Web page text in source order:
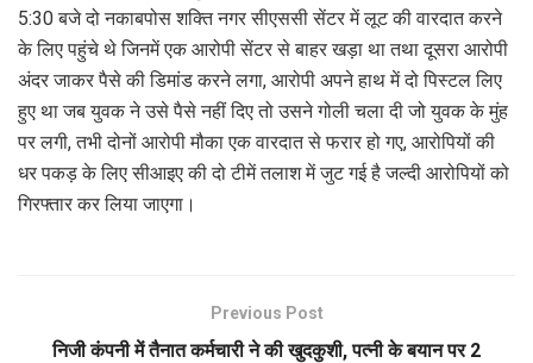
5:30 बजे दो नकाबपोस शक्ति नगर सीएससी सेंटर में लूट की वारदात करने
के लिए पहुंचे थे जिनमें एक आरोपी सेंटर से बाहर खड़ा था तथा दूसरा आरोपी
अंदर जाकर पैसे की डिमांड करने लगा, आरोपी अपने हाथ में दो पिस्टल लिए
हुए था जब युवक ने उसे पैसे नहीं दिए तो उसने गोली चला दी जो युवक के मुंह
पर लगी, तभी दोनों आरोपी मौका एक वारदात से फरार हो गए, आरोपियों की
धर पकड़ के लिए सीआइए की दो टीमें तलाश में जुट गई है जल्दी आरोपियों को
गिरफ्तार कर लिया जाएगा।
Previous Post
निजी कंपनी में तैनात कर्मचारी ने की खुदकुशी, पत्नी के बयान पर 2